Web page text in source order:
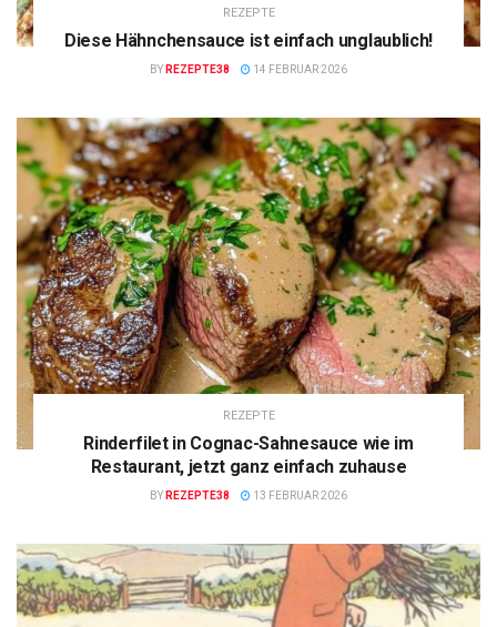
REZEPTE
Diese Hähnchensauce ist einfach unglaublich!
BY REZEPTE38 14 FEBRUAR 2026
REZEPTE
Rinderfilet in Cognac-Sahnesauce wie im
Restaurant, jetzt ganz einfach zuhause
BY REZEPTE38 13 FEBRUAR 2026